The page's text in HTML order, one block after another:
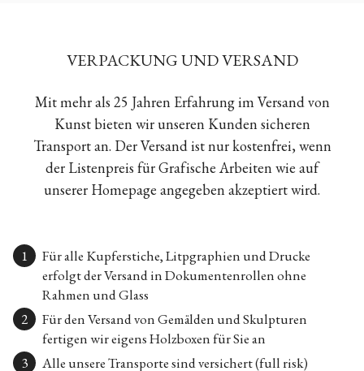
VERPACKUNG UND VERSAND
Mit mehr als 25 Jahren Erfahrung im Versand von
Kunst bieten wir unseren Kunden sicheren
Transport an. Der Versand ist nur kostenfrei, wenn
der Listenpreis für Grafische Arbeiten wie auf
unserer Homepage angegeben akzeptiert wird.
Für alle Kupferstiche, Litpgraphien und Drucke
erfolgt der Versand in Dokumentenrollen ohne
Rahmen und Glass
Für den Versand von Gemälden und Skulpturen
fertigen wir eigens Holzboxen für Sie an
Alle unsere Transporte sind versichert (full risk)